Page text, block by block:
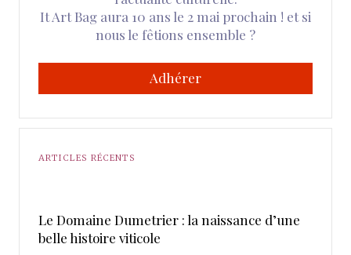
It Art Bag aura 10 ans le 2 mai prochain ! et si
nous le fêtions ensemble ?
Adhérer
ARTICLES RÉCENTS
Le Domaine Dumetrier : la naissance d’une
belle histoire viticole